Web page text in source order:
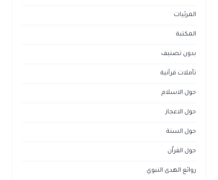
المرئيات
المكتبة
بدون تصنيف
تأملات قرآنية
حول الاسلام
حول الاعجاز
حول السنة
حول القراّن
روائع الهدى النبوي